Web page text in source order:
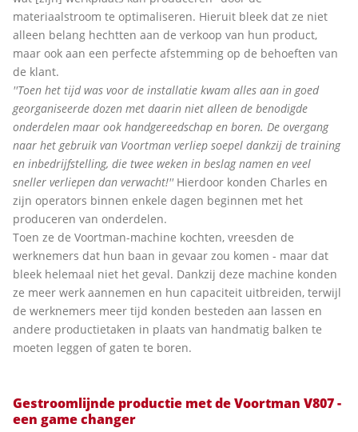
materiaalstroom te optimaliseren. Hieruit bleek dat ze niet
alleen belang hechtten aan de verkoop van hun product,
maar ook aan een perfecte afstemming op de behoeften van
de klant.
''Toen het tijd was voor de installatie kwam alles aan in goed
georganiseerde dozen met daarin niet alleen de benodigde
onderdelen maar ook handgereedschap en boren. De overgang
naar het gebruik van Voortman verliep soepel dankzij de training
en inbedrijfstelling, die twee weken in beslag namen en veel
sneller verliepen dan verwacht!''Hierdoor konden Charles en
zijn operators binnen enkele dagen beginnen met het
produceren van onderdelen.
Toen ze de Voortman-machine kochten, vreesden de
werknemers dat hun baan in gevaar zou komen - maar dat
bleek helemaal niet het geval. Dankzij deze machine konden
ze meer werk aannemen en hun capaciteit uitbreiden, terwijl
de werknemers meer tijd konden besteden aan lassen en
andere productietaken in plaats van handmatig balken te
moeten leggen of gaten te boren.
Gestroomlijnde productie met de Voortman V807 -
een game changer